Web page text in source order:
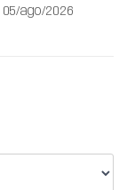
ago/2026